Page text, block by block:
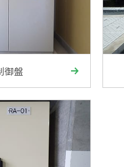
御盤